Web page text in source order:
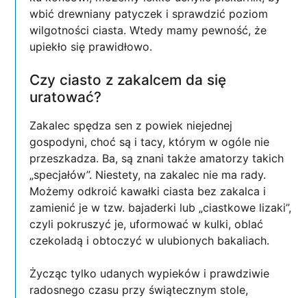
wbić drewniany patyczek i sprawdzić poziom
wilgotności ciasta. Wtedy mamy pewność, że
upiekło się prawidłowo.
Czy ciasto z zakalcem da się
uratować?
Zakalec spędza sen z powiek niejednej
gospodyni, choć są i tacy, którym w ogóle nie
przeszkadza. Ba, są znani także amatorzy takich
„specjałów”. Niestety, na zakalec nie ma rady.
Możemy odkroić kawałki ciasta bez zakalca i
zamienić je w tzw. bajaderki lub „ciastkowe lizaki”,
czyli pokruszyć je, uformować w kulki, oblać
czekoladą i obtoczyć w ulubionych bakaliach.
Życząc tylko udanych wypieków i prawdziwie
radosnego czasu przy świątecznym stole,